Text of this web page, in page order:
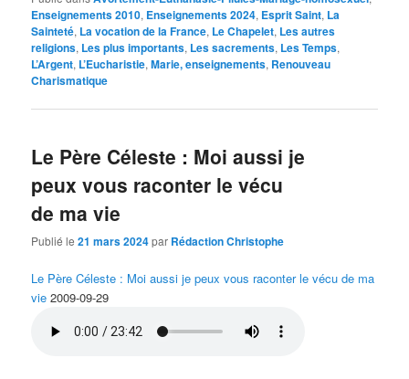
Enseignements 2010, Enseignements 2024, Esprit Saint, La
Sainteté, La vocation de la France, Le Chapelet, Les autres
religions, Les plus importants, Les sacrements, Les Temps,
L’Argent, L’Eucharistie,Marie, enseignements, Renouveau
Charismatique
Le Père Céleste : Moi aussi je
peux vous raconter le vécu
de ma vie
Publié le21 mars 2024par Rédaction Christophe
Le Père Céleste : Moi aussi je peux vous raconter le vécu de ma
vie 2009-09-29